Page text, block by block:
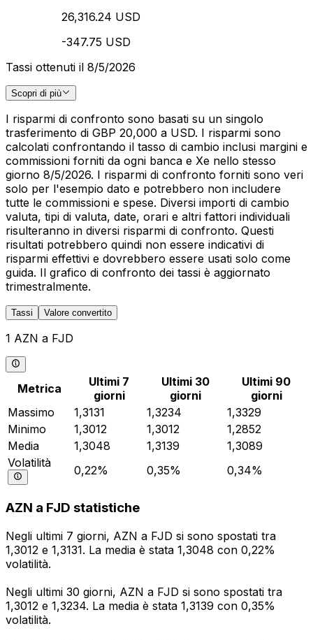
26,316.24 USD
-347.75 USD
Tassi ottenuti il 8/5/2026
Scopri di più
I risparmi di confronto sono basati su un singolo
trasferimento di GBP 20,000 a USD. I risparmi sono
calcolati confrontando il tasso di cambio inclusi margini e
commissioni forniti da ogni banca e Xe nello stesso
giorno 8/5/2026. I risparmi di confronto forniti sono veri
solo per l'esempio dato e potrebbero non includere
tutte le commissioni e spese. Diversi importi di cambio
valuta, tipi di valuta, date, orari e altri fattori individuali
risulteranno in diversi risparmi di confronto. Questi
risultati potrebbero quindi non essere indicativi di
risparmi effettivi e dovrebbero essere usati solo come
guida. Il grafico di confronto dei tassi è aggiornato
trimestralmente.
Tassi Valore convertito
1 AZN a FJD
Metrica
Ultimi 7
giorni
Ultimi 30
giorni
Ultimi 90
giorni
Massimo
1,3131 1,3234
1,3329
Minimo
1,3012 1,3012
1,2852
Media
1,3048 1,3139
1,3089
Volatilità
0,22% 0,35% 0,34%
AZN a FJD statistiche
Negli ultimi 7 giorni, AZN a FJD si sono spostati tra
1,3012 e 1,3131. La media è stata 1,3048 con 0,22%
volatilità.
Negli ultimi 30 giorni, AZN a FJD si sono spostati tra
1,3012 e 1,3234. La media è stata 1,3139 con 0,35%
volatilità.